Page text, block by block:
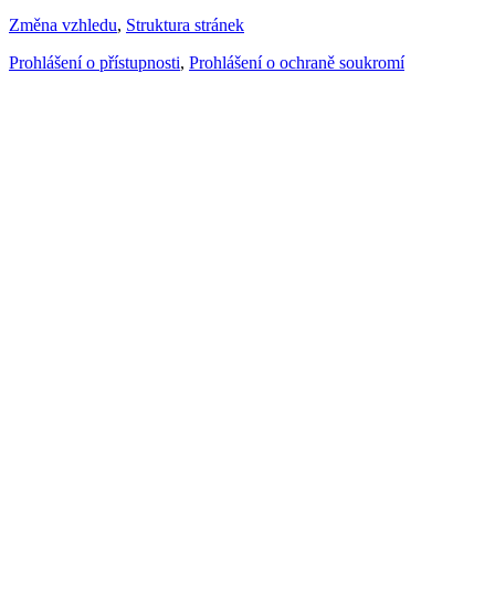
Změna vzhledu, Struktura stránek
Prohlášení o přístupnosti, Prohlášení o ochraně soukromí